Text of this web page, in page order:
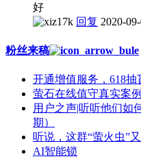
好
回复 2020-
粉丝来稿
开通增值服务，618抽
萤石在线值守真实案
用户之声|听听他们如
期）
听说，这群“萤火虫”
AI智能锁